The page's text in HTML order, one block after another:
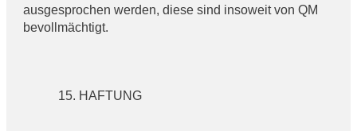
ausgesprochen werden, diese sind insoweit von QM
bevollmächtigt.
HAFTUNG